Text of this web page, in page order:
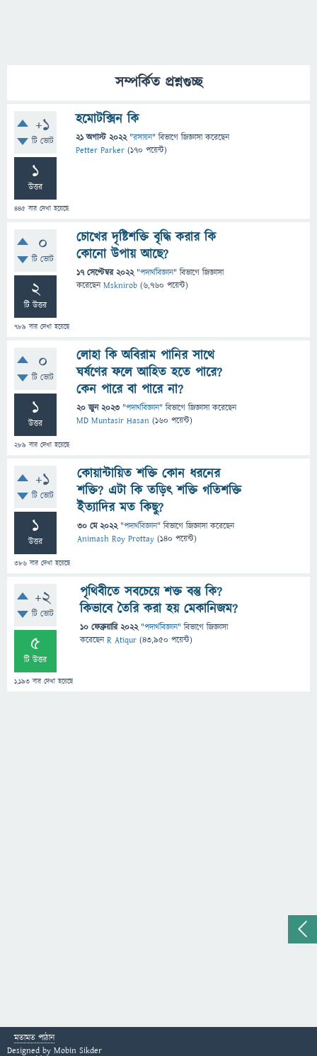
সম্পর্কিত প্রশ্নগুচ্ছ
+1
টি ভোট
1
উত্তর
445 বার দেখা হয়েছে
হমোটক্সিন কি
21 অগাস্ট 2022 "রসায়ন" বিভাগে জিজ্ঞাসাকরেছেন
Petter Parker (170 পয়েন্ট)
0
টি ভোট
2
টি উত্তর
789 বার দেখা হয়েছে
চোখের দৃষ্টিশক্তি বৃদ্ধি করার কি
কোনো উপায় আছে?
17 সেপ্টেম্বর 2022 "পদার্থবিজ্ঞান" বিভাগে জিজ্ঞাসা
করেছেনMsknirob (6,760 পয়েন্ট)
0
টি ভোট
1
উত্তর
289 বার দেখা হয়েছে
লোহা কি অবিরাম পানির সাথে
ঘর্ষণের ফলে আহিত হতে পারে?
কেন পারে বা পারে না?
20 জুন 2023 "পদার্থবিজ্ঞান" বিভাগে জিজ্ঞাসাকরেছেন
MD Muntasir Hasan (160 পয়েন্ট)
+1
টি ভোট
1
উত্তর
386 বার দেখা হয়েছে
কোয়ান্টায়িত শক্তি কোন ধরনের
শক্তি? এটা কি তড়িৎ শক্তি গতিশক্তি
ইত্যাদির মত কিছু?
30 মে 2022 "পদার্থবিজ্ঞান" বিভাগে জিজ্ঞাসাকরেছেন
Animash Roy Prottay (140 পয়েন্ট)
+2
টি ভোট
5
টি উত্তর
1,193 বার দেখা হয়েছে
পৃথিবীতে সবচেয়ে শক্ত বস্তু কি?
কিভাবে তৈরি করা হয় মেকানিজম?
10 ফেব্রুয়ারি 2022 "পদার্থবিজ্ঞান" বিভাগে জিজ্ঞাসা
করেছেনR Atiqur (43,950 পয়েন্ট)
মতামত পাঠান
Designed by Mobin Sikder